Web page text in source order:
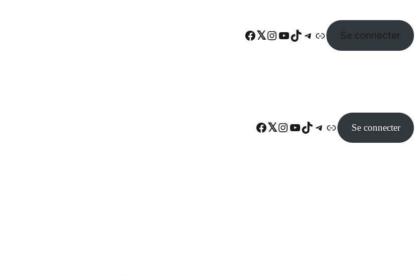
Facebook Twitter Instagram YouTube TikTok Telegram Lien Se connecter
Facebook Twitter Instagram YouTube TikTok Telegram Lien Se connecter